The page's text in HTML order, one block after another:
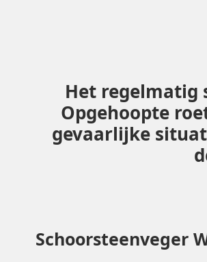
Het regelmatig
Opgehoopte
gevaarlijke
Schoorsteenveger